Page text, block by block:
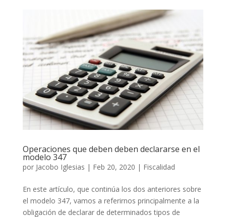
Operaciones que deben deben declararse en el
modelo 347
por Jacobo Iglesias | Feb 20, 2020 | Fiscalidad
En este artículo, que continúa los dos anteriores sobre
el modelo 347, vamos a referirnos principalmente a la
obligación de declarar de determinados tipos de